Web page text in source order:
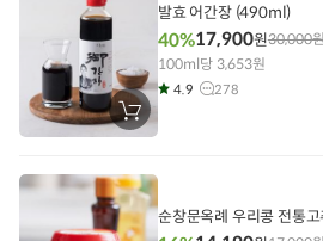
장
바
에
담
기
발효 어간장 (490ml)
40%17,900원30,000
100ml당 3,653원
4.9 278
순창문옥례 우리콩 전통